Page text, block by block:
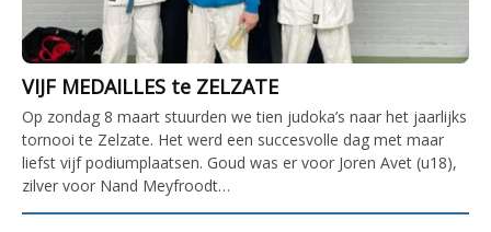
VIJF MEDAILLES te ZELZATE
Op zondag 8 maart stuurden we tien judoka’s naar het jaarlijks
tornooi te Zelzate. Het werd een succesvolle dag met maar
liefst vijf podiumplaatsen. Goud was er voor Joren Avet (u18),
zilver voor Nand Meyfroodt…